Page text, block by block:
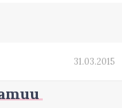
31.03.2015